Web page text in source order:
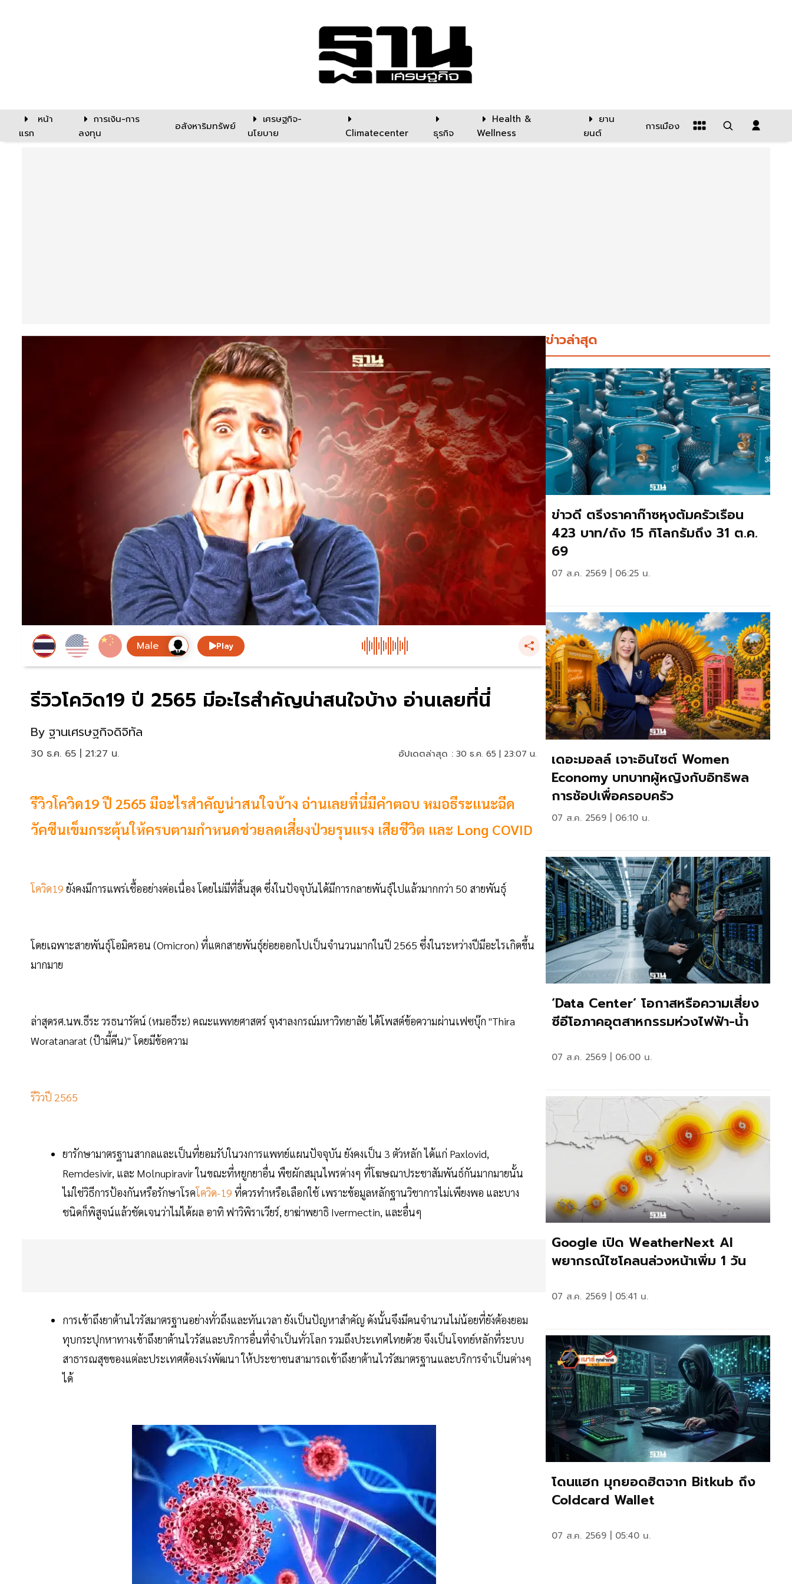
หน้า
แรก
การเงิน-การ
ลงทุน
อสังหาริมทรัพย์
เศรษฐกิจ-
นโยบาย
Climatecenter ธุรกิจ
Health &
Wellness
ยาน
ยนต์
การเมือง
Play
รีวิวโควิด19 ปี 2565 มีอะไรสำคัญน่าสนใจบ้าง อ่านเลยที่นี่
By ฐานเศรษฐกิจดิจิทัล
30 ธ.ค. 65 | 21:27 น. อัปเดตล่าสุด : 30 ธ.ค. 65 | 23:07 น.
รีวิวโควิด19 ปี 2565 มีอะไรสำคัญน่าสนใจบ้าง อ่านเลยที่นี่มีคำตอบ หมอธีระแนะฉีด
วัคซีนเข็มกระตุ้นให้ครบตามกำหนดช่วยลดเสี่ยงป่วยรุนแรง เสียชีวิต และ Long COVID
โควิด19 ยังคงมีการแพร่เชื้ออย่างต่อเนื่อง โดยไม่มีที่สิ้นสุด ซึ่งในปัจจุบันได้มีการกลายพันธุ์ไปแล้วมากกว่า 50 สายพันธุ์
โดยเฉพาะสายพันธุ์โอมิครอน (Omicron) ที่แตกสายพันธุ์ย่อยออกไปเป็นจำนวนมากในปี 2565 ซึ่งในระหว่างปีมีอะไรเกิดขึ้น
มากมาย
ล่าสุดรศ.นพ.ธีระ วรธนารัตน์ (หมอธีระ) คณะแพทยศาสตร์ จุฬาลงกรณ์มหาวิทยาลัย ได้โพสต์ข้อความผ่านเฟซบุ๊ก "Thira
Woratanarat (ป๊ามี้คีน)" โดยมีข้อความ
รีวิวปี 2565
ยารักษามาตรฐานสากลและเป็นที่ยอมรับในวงการแพทย์แผนปัจจุบัน ยังคงเป็น 3 ตัวหลัก ได้แก่ Paxlovid,
Remdesivir, และ Molnupiravir ในขณะที่หยูกยาอื่น พืชผักสมุนไพรต่างๆ ที่โฆษณาประชาสัมพันธ์กันมากมายนั้น
ไม่ใช่วิธีการป้องกันหรือรักษาโรคโควิด-19 ที่ควรทำหรือเลือกใช้ เพราะข้อมูลหลักฐานวิชาการไม่เพียงพอ และบาง
ชนิดก็พิสูจน์แล้วชัดเจนว่าไม่ได้ผล อาทิ ฟาวิพิราเวียร์, ยาฆ่าพยาธิ Ivermectin, และอื่นๆ
การเข้าถึงยาต้านไวรัสมาตรฐานอย่างทั่วถึงและทันเวลา ยังเป็นปัญหาสำคัญ ดังนั้นจึงมีคนจำนวนไม่น้อยที่ยังต้องยอม
ทุบกระปุกหาทางเข้าถึงยาต้านไวรัสและบริการอื่นที่จำเป็นทั่วโลก รวมถึงประเทศไทยด้วย จึงเป็นโจทย์หลักที่ระบบ
สาธารณสุขของแต่ละประเทศต้องเร่งพัฒนา ให้ประชาชนสามารถเข้าถึงยาต้านไวรัสมาตรฐานและบริการจำเป็นต่างๆ
ได้
ข่าวล่าสุด
ข่าวดี ตรึงราคาก๊าซหุงต้มครัวเรือน
423 บาท/ถัง 15 กิโลกรัมถึง 31 ต.ค.
69
07 ส.ค. 2569 | 06:25 น.
เดอะมอลล์ เจาะอินไซต์ Women
Economy บทบาทผู้หญิงกับอิทธิพล
การช้อปเพื่อครอบครัว
07 ส.ค. 2569 | 06:10 น.
‘Data Center’ โอกาสหรือความเสี่ยง
ซีอีโอภาคอุตสาหกรรมห่วงไฟฟ้า-น้ำ
07 ส.ค. 2569 | 06:00 น.
Google เปิด WeatherNext AI
พยากรณ์ไซโคลนล่วงหน้าเพิ่ม 1 วัน
07 ส.ค. 2569 | 05:41 น.
โดนแฮก มุกยอดฮิตจาก Bitkub ถึง
Coldcard Wallet
07 ส.ค. 2569 | 05:40 น.